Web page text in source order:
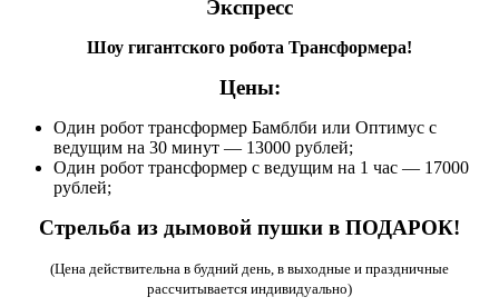
Экспресс
Шоу гигантского робота Трансформера!
Цены:
Один робот трансформер Бамблби или Оптимус с
ведущим на 30 минут — 13000 рублей;
Один робот трансформер с ведущим на 1 час — 17000
рублей;
Стрельба из дымовой пушки в ПОДАРОК!
(Цена действительна в будний день, в выходные и праздничные
рассчитывается индивидуально)